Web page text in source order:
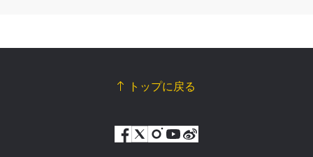
トップに戻る